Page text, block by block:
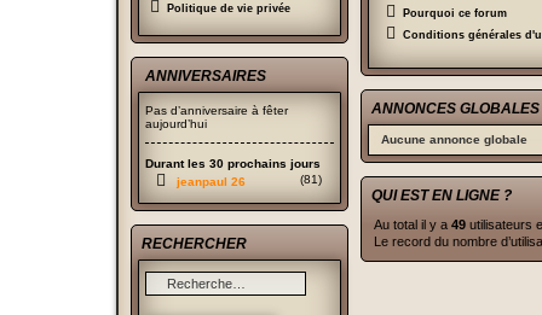
Pourquoi ce forum
Conditions générales
ANNONCES GLOBALES
Aucune annonce globale
QUI EST EN LIGNE ?
Au total il y a 49 utilisateurs
Le record du nombre
Politique de vie privée
ANNIVERSAIRES
Pas d’anniversaire à fêter
aujourd’hui
Durant les 30 prochains jours
jeanpaul 26
(81)
RECHERCHER